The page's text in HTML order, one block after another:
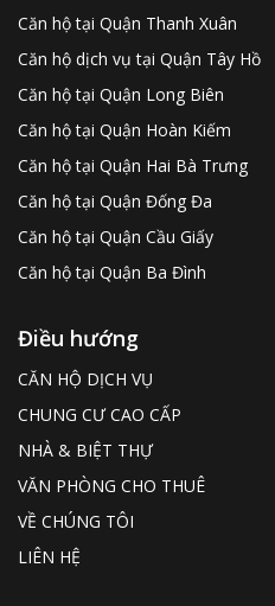
Căn hộ tại Quận Thanh Xuân
Căn hộ dịch vụ tại Quận Tây Hồ
Căn hộ tại Quận Long Biên
Căn hộ tại Quận Hoàn Kiếm
Căn hộ tại Quận Hai Bà Trưng
Căn hộ tại Quận Đống Đa
Căn hộ tại Quận Cầu Giấy
Căn hộ tại Quận Ba Đình
Điều hướng
CĂN HỘ DỊCH VỤ
CHUNG CƯ CAO CẤP
NHÀ & BIỆT THỰ
VĂN PHÒNG CHO THUÊ
VỀ CHÚNG TÔI
LIÊN HỆ